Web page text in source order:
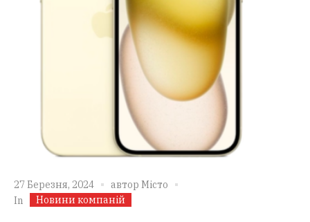
27 Березня, 2024 автор Місто
In
Новини компаній